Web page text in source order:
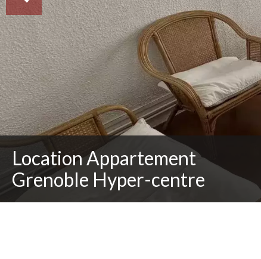
Location Appartement
Grenoble Hyper-centre